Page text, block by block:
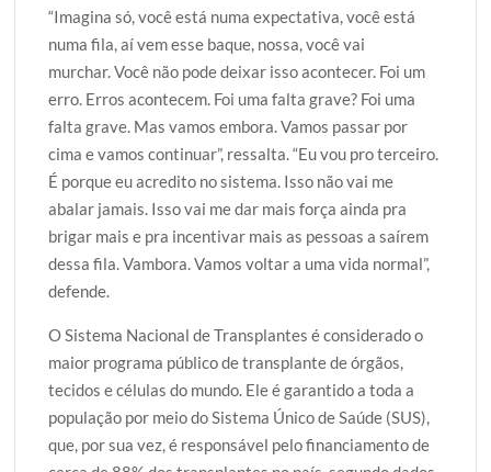
“Imagina só, você está numa expectativa, você está
numa fila, aí vem esse baque, nossa, você vai
murchar. Você não pode deixar isso acontecer. Foi um
erro. Erros acontecem. Foi uma falta grave? Foi uma
falta grave. Mas vamos embora. Vamos passar por
cima e vamos continuar”, ressalta. “Eu vou pro terceiro.
É porque eu acredito no sistema. Isso não vai me
abalar jamais. Isso vai me dar mais força ainda pra
brigar mais e pra incentivar mais as pessoas a saírem
dessa fila. Vambora. Vamos voltar a uma vida normal”,
defende.
O Sistema Nacional de Transplantes é considerado o
maior programa público de transplante de órgãos,
tecidos e células do mundo. Ele é garantido a toda a
população por meio do Sistema Único de Saúde (SUS),
que, por sua vez, é responsável pelo financiamento de